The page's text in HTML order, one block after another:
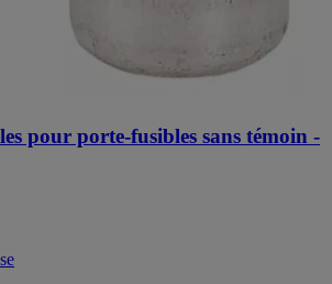
pour porte-fusibles sans témoin -